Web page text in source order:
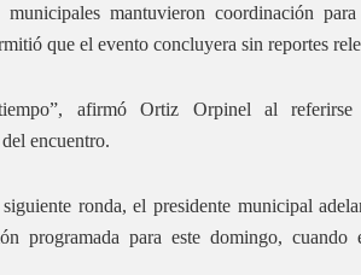
mantuvieron coordinación
que el evento concluyera sin reportes
afirmó Ortiz Orpinel al
encuentro.
ronda, el presidente municipal
programada para este domingo, cuando